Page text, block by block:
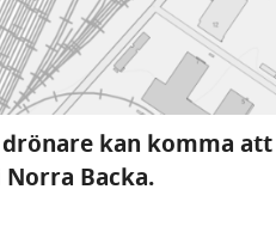
kan komma att
Backa.